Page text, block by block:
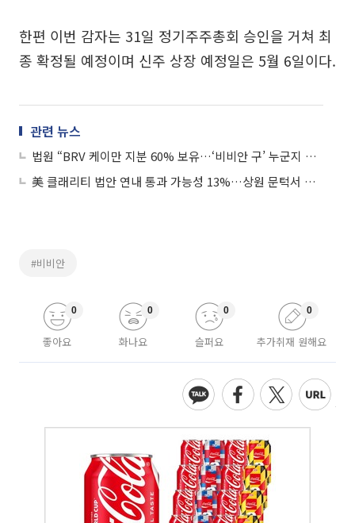
한편 이번 감자는 31일 정기주주총회 승인을 거쳐 최
종 확정될 예정이며 신주 상장 예정일은 5월 6일이다.
관련 뉴스
법원 “BRV 케이만 지분 60% 보유…‘비비안 구’ 누군지 밝혀 달라”
美 클래리티 법안 연내 통과 가능성 13%…상원 문턱서 제동
#비비안
좋아요
0
화나요
0
슬퍼요
0
추가취재 원해요
0